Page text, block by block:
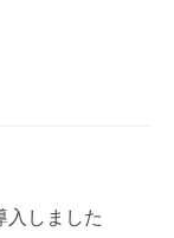
入しました